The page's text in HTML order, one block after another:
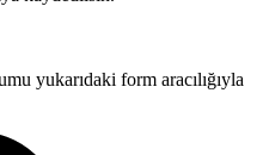
yukarıdaki form aracılığıyla